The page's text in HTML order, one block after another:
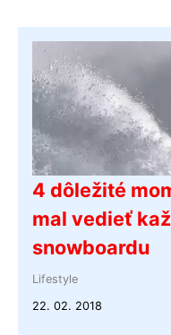
4 dôležité
mal vedieť
snowboardu
Lifestyle
22. 02. 2018